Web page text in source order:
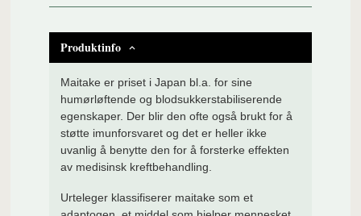
Produktinfo
Maitake er priset i Japan bl.a. for sine
humørløftende og blodsukkerstabiliserende
egenskaper. Der blir den ofte også brukt for å
støtte imunforsvaret og det er heller ikke
uvanlig å benytte den for å forsterke effekten
av medisinsk kreftbehandling.
Urteleger klassifiserer maitake som et